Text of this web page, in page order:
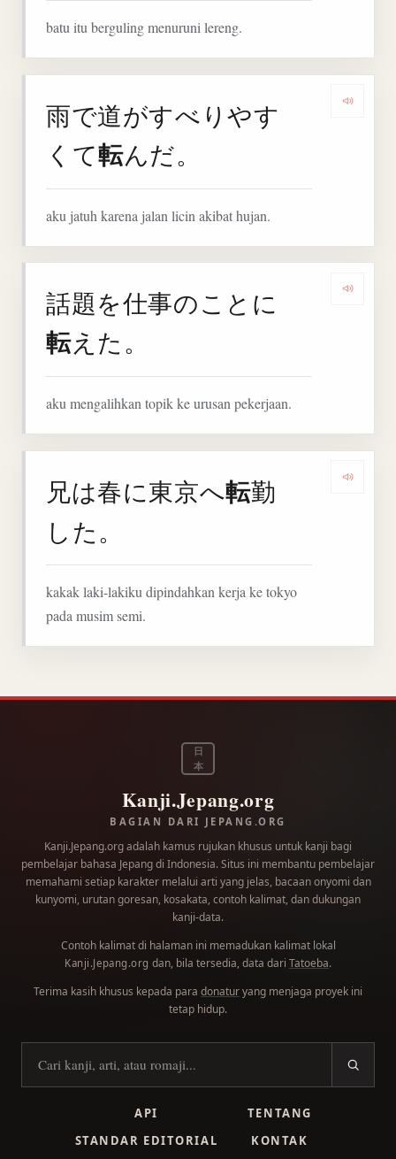
batu itu berguling menuruni lereng.
雨で道がすべりやす
くて転んだ。
aku jatuh karena jalan licin akibat hujan.
話題を仕事のことに
転えた。
aku mengalihkan topik ke urusan pekerjaan.
兄は春に東京へ転勤
した。
kakak laki-lakiku dipindahkan kerja ke tokyo
pada musim semi.
日
本
Kanji.Jepang.org
BAGIAN DARI JEPANG.ORG
Kanji.Jepang.org adalah kamus rujukan khusus untuk kanji bagi
pembelajar bahasa Jepang di Indonesia. Situs ini membantu pembelajar
memahami setiap karakter melalui arti yang jelas, bacaan onyomi dan
kunyomi, urutan goresan, kosakata, contoh kalimat, dan dukungan
kanji-data.
Contoh kalimat di halaman ini memadukan kalimat lokal
Kanji.Jepang.org dan, bila tersedia, data dari Tatoeba.
Terima kasih khusus kepada para donaturyang menjaga proyek ini
tetap hidup.
Cari kanji
API
TENTANG
STANDAR EDITORIAL
KONTAK